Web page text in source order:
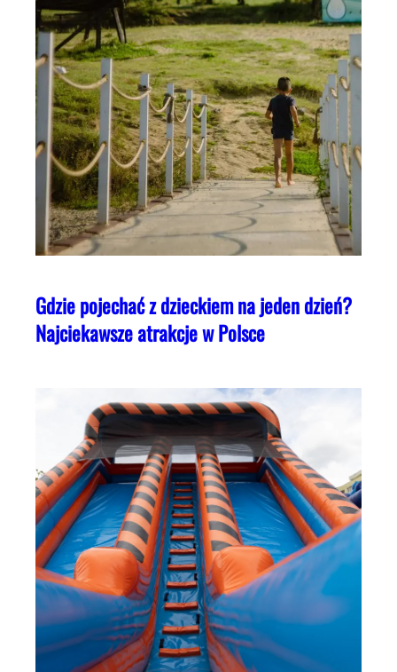
Gdzie pojechać z dzieckiem na jeden dzień?
Najciekawsze atrakcje w Polsce